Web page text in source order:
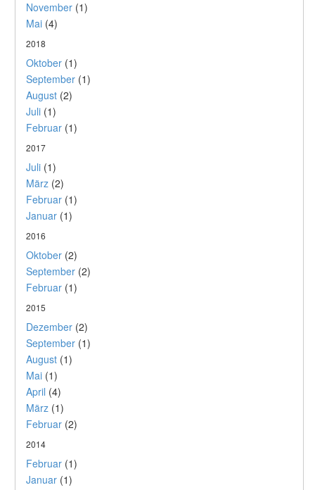
November (1)
Mai (4)
2018
Oktober (1)
September (1)
August (2)
Juli (1)
Februar (1)
2017
Juli (1)
März (2)
Februar (1)
Januar (1)
2016
Oktober (2)
September (2)
Februar (1)
2015
Dezember (2)
September (1)
August (1)
Mai (1)
April (4)
März (1)
Februar (2)
2014
Februar (1)
Januar (1)